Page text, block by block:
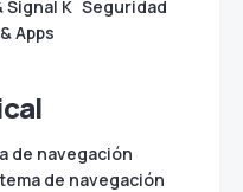
Signal K Seguridad
Apps
de navegación
de navegación